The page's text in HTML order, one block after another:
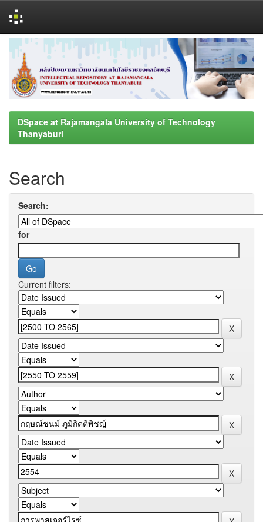
navigation
DSpace at Rajamangala University of Technology
Thanyaburi
Search
Search:
for
Current filters: